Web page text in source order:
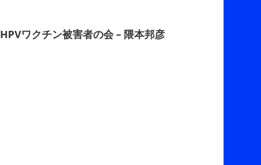
HPVワクチン被害者の会 – 隈本邦彦